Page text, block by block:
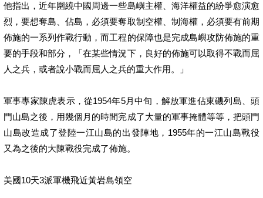
他指出，近年圍繞中國周邊一些島嶼主權、海洋權益的紛爭愈演愈
烈，要想奪島、佔島，必須要奪取制空權、制海權，必須要有前期
佈施的一系列作戰行動，而工程的保障也是完成島嶼攻防佈施的重
要的手段和部分，「在某些情況下，良好的佈施可以取得不戰而屈
人之兵，或者說小戰而屈人之兵的重大作用。」
軍事專家陳虎表示，從1954年5月中旬，解放軍進佔東磯列島、頭
門山島之後，用幾個月的時間完成了大量的軍事掩體等等，把頭門
山島改造成了登陸一江山島的出發陣地，1955年的一江山島戰役
又為之後的大陳戰役完成了佈施。
美國10天3派軍機飛近黃岩島領空